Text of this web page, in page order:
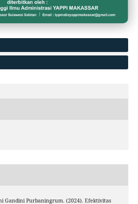
Gandini Purbaningrum. (2024). Efektivitas